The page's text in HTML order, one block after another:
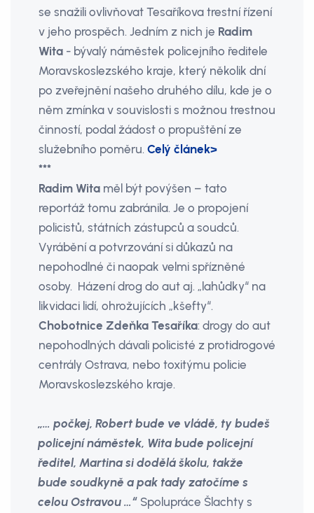
se snažili ovlivňovat Tesaříkova trestní řízení
v jeho prospěch. Jedním z nich je Radim
Wita - bývalý náměstek policejního ředitele
Moravskoslezského kraje, který několik dní
po zveřejnění našeho druhého dílu, kde je o
něm zmínka v souvislosti s možnou trestnou
činností, podal žádost o propuštění ze
služebního poměru. Celý článek>
***
Radim Wita měl být povýšen – tato
reportáž tomu zabránila. Je o propojení
policistů, státních zástupců a soudců.
Vyrábění a potvrzování si důkazů na
nepohodlné či naopak velmi spřízněné
osoby. Házení drog do aut aj. „lahůdky“ na
likvidaci lidí, ohrožujících „kšefty“.
Chobotnice Zdeňka Tesaříka: drogy do aut
nepohodlných dávali policisté z protidrogové
centrály Ostrava, nebo toxitýmu policie
Moravskoslezského kraje.
„… počkej, Robert bude ve vládě, ty budeš
policejní náměstek, Wita bude policejní
ředitel, Martina si dodělá školu, takže
bude soudkyně a pak tady zatočíme s
celou Ostravou …“ Spolupráce Šlachty s